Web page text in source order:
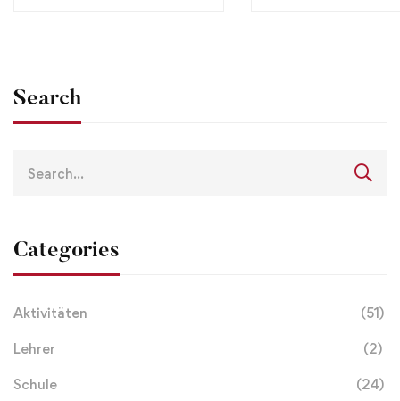
Search
Categories
Aktivitäten (51)
Lehrer (2)
Schule (24)